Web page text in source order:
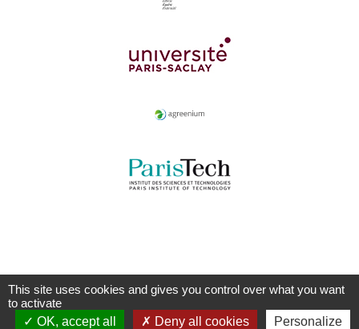
This site uses cookies and gives you control over what you want
to activate
OK, accept all
Deny all cookies Personalize